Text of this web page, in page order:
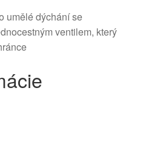
umělé dýchání se
ventilem, který